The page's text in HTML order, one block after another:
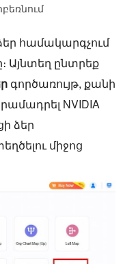
համակարգչում
Այնտեղ ընտրեք
գործառույթ, քանի
NVIDIA
ձեր
միջոց